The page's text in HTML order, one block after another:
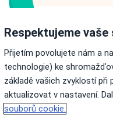
1 300 Kč
Vaľková
Psycholog
názorů
Respektujeme
Přijetím povolujete nám a
technologie) ke
základě vašich zvyklostí
aktualizovat v nastavení.
souborů cookie.